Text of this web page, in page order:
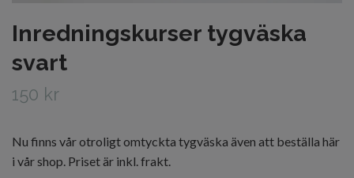
Inredningskurser tygväska
svart
150 kr
Nu finns vår otroligt omtyckta tygväska även att beställa här
i vår shop. Priset är inkl. frakt.